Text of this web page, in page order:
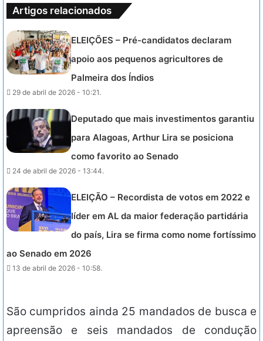
Artigos relacionados
ELEIÇÕES – Pré-candidatos declaram
apoio aos pequenos agricultores de
Palmeira dos Índios
29 de abril de 2026 - 10:21.
Deputado que mais investimentos garantiu
para Alagoas, Arthur Lira se posiciona
como favorito ao Senado
24 de abril de 2026 - 13:44.
ELEIÇÃO – Recordista de votos em 2022 e
líder em AL da maior federação partidária
do país, Lira se firma como nome fortíssimo
ao Senado em 2026
13 de abril de 2026 - 10:58.
São cumpridos ainda 25 mandados de busca e
apreensão e seis mandados de condução